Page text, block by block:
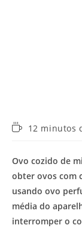
Tempo12 minutos
Ovo cozido de
obter ovos com
usando ovo
média do
interromper o